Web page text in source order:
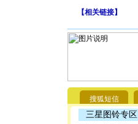
【相关链接】
搜狐短信
三星图铃专区